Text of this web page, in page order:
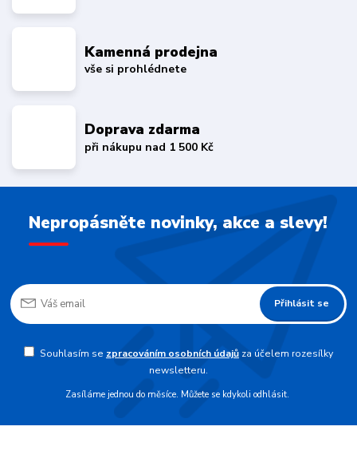
Kamenná prodejna
vše si prohlédnete
Doprava zdarma
při nákupu nad 1 500 Kč
Nepropásněte novinky, akce a slevy!
Přihlásit se
Souhlasím se zpracováním osobních údajůza účelem rozesílky
newsletteru.
Zasíláme jednou do měsíce. Můžete se kdykoli odhlásit.